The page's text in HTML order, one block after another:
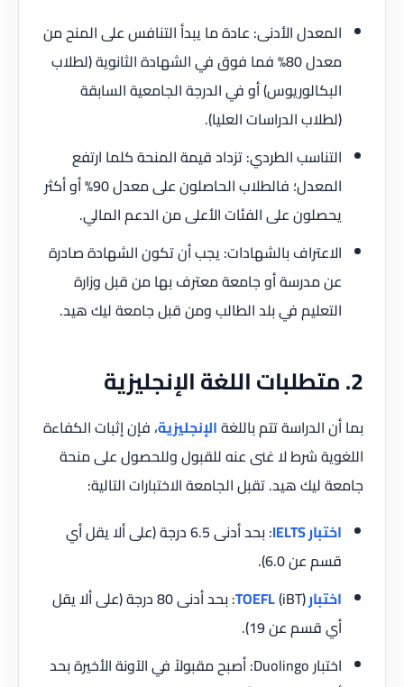
المعدل الأدنى: عادة ما يبدأ التنافس على المنح من
معدل 80% فما فوق في الشهادة الثانوية (لطلاب
البكالوريوس) أو في الدرجة الجامعية السابقة
(لطلاب الدراسات العليا).
التناسب الطردي: تزداد قيمة المنحة كلما ارتفع
المعدل؛ فالطلاب الحاصلون على معدل 90% أو أكثر
يحصلون على الفئات الأعلى من الدعم المالي.
الاعتراف بالشهادات: يجب أن تكون الشهادة صادرة
عن مدرسة أو جامعة معترف بها من قبل وزارة
التعليم في بلد الطالب ومن قبل جامعة ليك هيد.
2. متطلبات اللغة الإنجليزية
بما أن الدراسة تتم باللغةالإنجليزية، فإن إثبات الكفاءة
اللغوية شرط لا غنى عنه للقبول وللحصول على منحة
جامعة ليك هيد. تقبل الجامعة الاختبارات التالية:
اختبار IELTS
: بحد أدنى 6.5 درجة (على ألا يقل أي
قسم عن 6.0).
اختبار TOEFL
(iBT): بحد أدنى 80 درجة (على ألا يقل
أي قسم عن 19).
اختبار Duolingo: أصبح مقبولاً في الآونة الأخيرة بحد